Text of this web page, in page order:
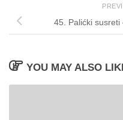
45. Palićki susreti
YOU MAY ALSO